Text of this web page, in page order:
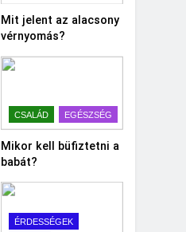
Mit jelent az alacsony
vérnyomás?
CSALÁD EGÉSZSÉG
Mikor kell büfiztetni a
babát?
ÉRDESSÉGEK